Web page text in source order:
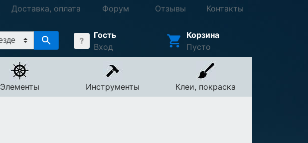
Доставка, оплата Форум Отзывы Контакты
Гость
Вход
Корзина
Пусто
Элементы Инструменты
Клеи, покраска